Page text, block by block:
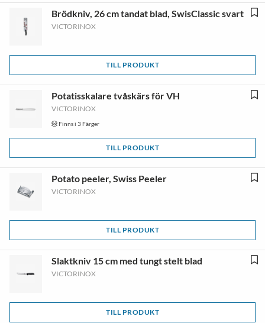
Brödkniv, 26 cm tandat blad, SwisClassic svart
VICTORINOX
TILL PRODUKT
Potatisskalare tvåskärs för VH
VICTORINOX
Finns i 3 Färger
TILL PRODUKT
Potato peeler, Swiss Peeler
VICTORINOX
TILL PRODUKT
Slaktkniv 15 cm med tungt stelt blad
VICTORINOX
TILL PRODUKT